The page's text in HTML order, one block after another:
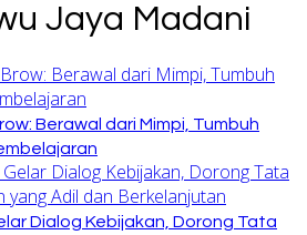
Jaya Madani
Berawal dari Mimpi, Tumbuh
Dialog Kebijakan, Dorong Tata